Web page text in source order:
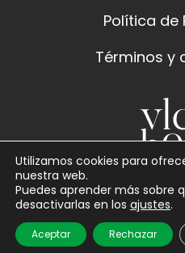
Política de
Términos y
Utilizamos cookies para
nuestra web.
Puedes aprender más sobre
desactivarlas en los ajustes.
Aceptar Rechazar